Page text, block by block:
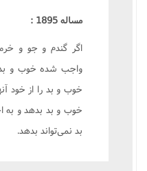
مساله 1895 :
اگر گندم و جو و
واجب شده خوب و بد
خوب و بد را از خود
خوب و بد بدهد و به
بد نمى‌تواند بدهد.